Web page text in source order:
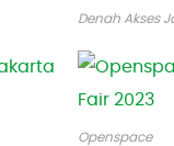
Denah Akses
Openspace